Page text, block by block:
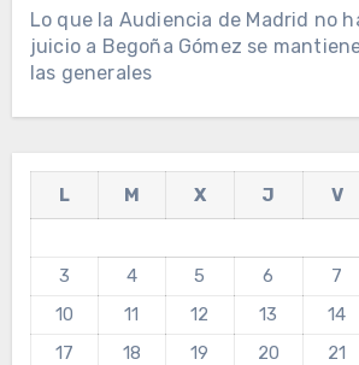
Lo que la Audiencia de Madrid no
juicio a Begoña Gómez se
las generales
L M X J V
3
4 5 6 7
10
11 12 13 14
17
18 19 20 21